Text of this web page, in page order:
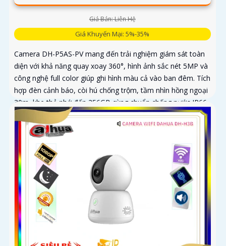
Giá Bán: Liên Hệ
Giá Khuyến Mại: 5%-35%
Camera DH-P5AS-PV mang đến trải nghiệm giám sát toàn
diện với khả năng quay xoay 360°, hình ảnh sắc nét 5MP và
công nghệ full color giúp ghi hình màu cả vào ban đêm. Tích
hợp đèn cảnh báo, còi hú chống trộm, tầm nhìn hồng ngoại
30m, khe thẻ nhớ đến 256GB cùng chuẩn chống nước IP66
camera hoạt động ổn định trong mọi điều kiện